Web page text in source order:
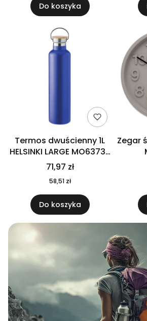
Do koszyka
Termos dwuścienny 1L
HELSINKI LARGE MO6373-
04
71,97 zł
58,51 zł
Do koszyka
Zegar